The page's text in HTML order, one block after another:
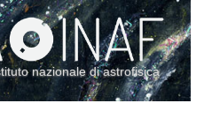
nazionale di astrofisica